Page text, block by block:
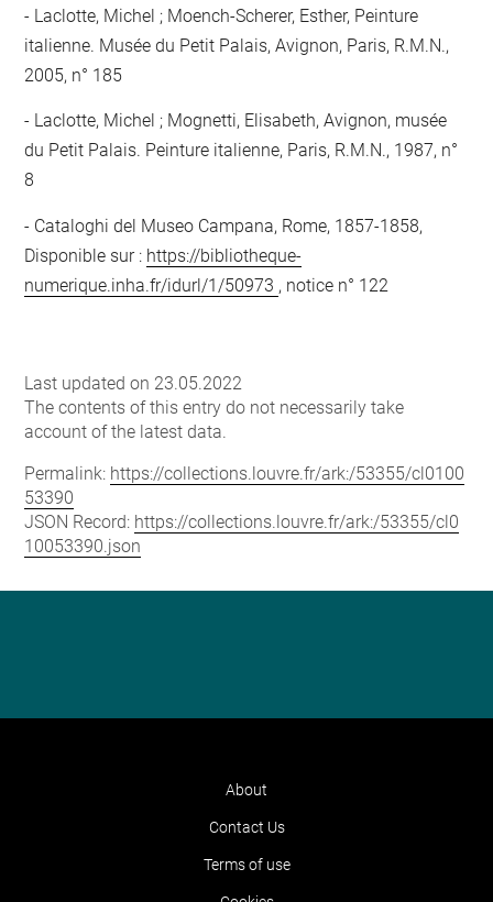
Laclotte, Michel ; Moench-Scherer, Esther, Peinture
italienne. Musée du Petit Palais, Avignon, Paris, R.M.N.,
2005, n° 185
Laclotte, Michel ; Mognetti, Elisabeth, Avignon, musée
du Petit Palais. Peinture italienne, Paris, R.M.N., 1987, n°
8
Cataloghi del Museo Campana, Rome, 1857-1858,
Disponible sur : https://bibliotheque-
numerique.inha.fr/idurl/1/50973 , notice n° 122
Last updated on 23.05.2022
The contents of this entry do not necessarily take
account of the latest data.
Permalink: https://collections.louvre.fr/ark:/53355/cl0100
53390
JSON Record: https://collections.louvre.fr/ark:/53355/cl0
10053390.json
About
Contact Us
Terms of use